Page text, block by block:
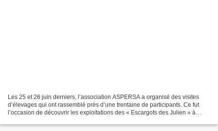
Les 25 et 26 juin derniers, l’association ASPERSA a organisé des visites
d’élevages qui ont rassemblé près d’une trentaine de participants. Ce fut
l’occasion de découvrir les exploitations des « Escargots des Julien » à